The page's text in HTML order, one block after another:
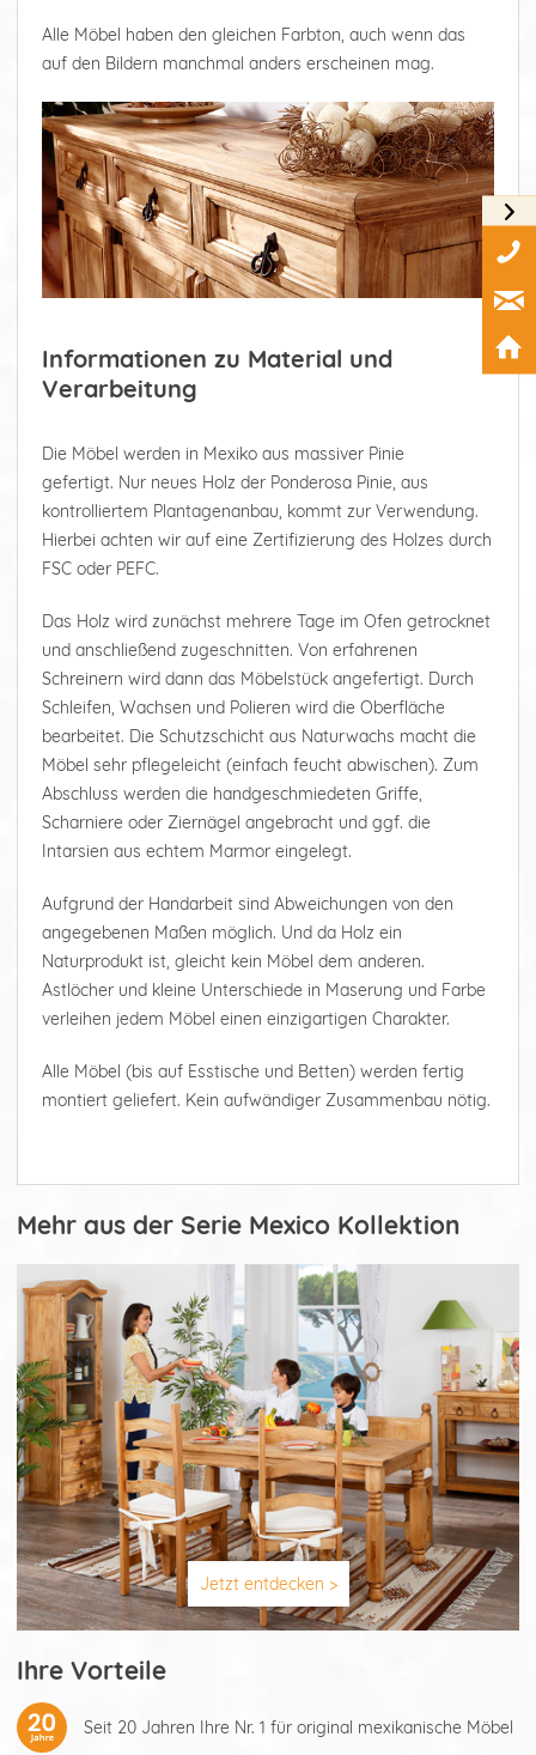
Alle Möbel haben den gleichen Farbton, auch wenn das
auf den Bildern manchmal anders erscheinen mag.
Informationen zu Material und
Verarbeitung
Die Möbel werden in Mexiko aus massiver Pinie
gefertigt. Nur neues Holz der Ponderosa Pinie, aus
kontrolliertem Plantagenanbau, kommt zur Verwendung.
Hierbei achten wir auf eine Zertifizierung des Holzes durch
FSC oder PEFC.
Das Holz wird zunächst mehrere Tage im Ofen getrocknet
und anschließend zugeschnitten. Von erfahrenen
Schreinern wird dann das Möbelstück angefertigt. Durch
Schleifen, Wachsen und Polieren wird die Oberfläche
bearbeitet. Die Schutzschicht aus Naturwachs macht die
Möbel sehr pflegeleicht (einfach feucht abwischen). Zum
Abschluss werden die handgeschmiedeten Griffe,
Scharniere oder Ziernägel angebracht und ggf. die
Intarsien aus echtem Marmor eingelegt.
Aufgrund der Handarbeit sind Abweichungen von den
angegebenen Maßen möglich. Und da Holz ein
Naturprodukt ist, gleicht kein Möbel dem anderen.
Astlöcher und kleine Unterschiede in Maserung und Farbe
verleihen jedem Möbel einen einzigartigen Charakter.
Alle Möbel (bis auf Esstische und Betten) werden fertig
montiert geliefert. Kein aufwändiger Zusammenbau nötig.
Mehr aus der Serie Mexico Kollektion
Jetzt entdecken >
Ihre Vorteile
Seit 20 Jahren Ihre Nr. 1 für original mexikanische Möbel